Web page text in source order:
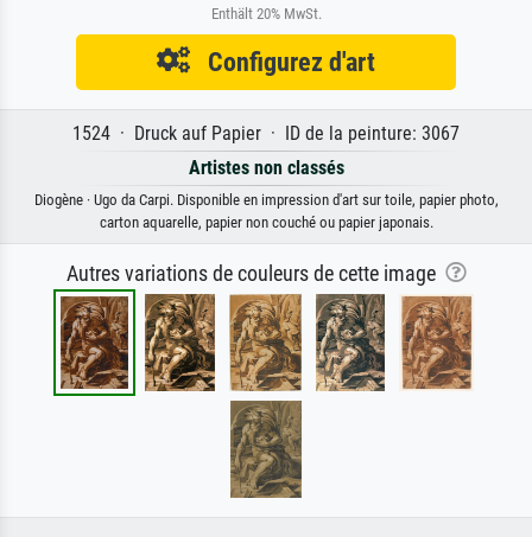
Enthält 20% MwSt.
Configurez d'art
1524 · Druck auf Papier · ID de la peinture: 3067
Artistes non classés
Diogène · Ugo da Carpi. Disponible en impression d'art sur toile, papier photo,
carton aquarelle, papier non couché ou papier japonais.
Autres variations de couleurs de cette image